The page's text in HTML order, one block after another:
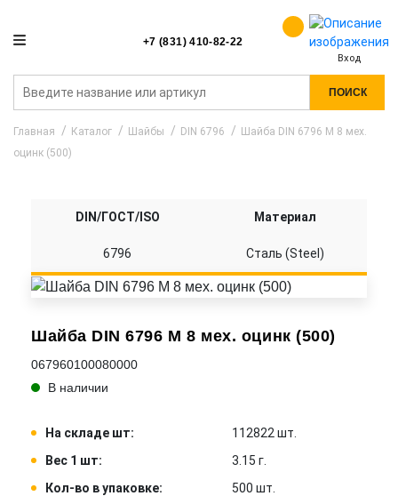
+7 (831) 410-82-22
Вход
ПОИСК
Главная Каталог Шайбы DIN 6796
Шайба DIN 6796 M 8 мех.
оцинк (500)
Шайба DIN 6796 M 8 мех. оцинк (500)
067960100080000
В наличии
На складе шт:
112822 шт.
Вес 1 шт:
3.15 г.
Кол-во в упаковке:
500 шт.
DIN/ГОСТ/ISO Материал
6796 Сталь (Steel)